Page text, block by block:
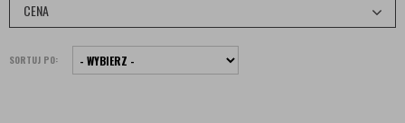
CENA
SORTUJ PO: